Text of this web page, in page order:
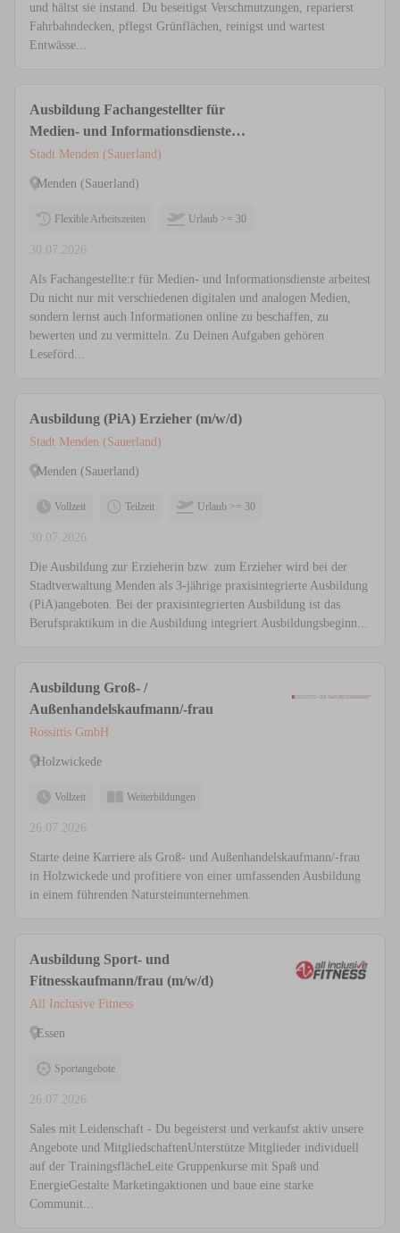
und hältst sie instand. Du beseitigst Verschmutzungen, reparierst
Fahrbahndecken, pflegst Grünflächen, reinigst und wartest
Entwässe...
Ausbildung Fachangestellter für
Medien- und Informationsdienste
(m/w/d)
Stadt Menden (Sauerland)
Menden (Sauerland)
Flexible Arbeitszeiten Urlaub >= 30
30.07.2026
Als Fachangestellte:r für Medien- und Informationsdienste arbeitest
Du nicht nur mit verschiedenen digitalen und analogen Medien,
sondern lernst auch Informationen online zu beschaffen, zu
bewerten und zu vermitteln. Zu Deinen Aufgaben gehören
Leseförd...
Ausbildung (PiA) Erzieher (m/w/d)
Stadt Menden (Sauerland)
Menden (Sauerland)
Vollzeit Teilzeit Urlaub >= 30
30.07.2026
Die Ausbildung zur Erzieherin bzw. zum Erzieher wird bei der
Stadtverwaltung Menden als 3-jährige praxisintegrierte Ausbildung
(PiA)angeboten. Bei der praxisintegrierten Ausbildung ist das
Berufspraktikum in die Ausbildung integriert.Ausbildungsbeginn...
Ausbildung Groß- /
Außenhandelskaufmann/-frau
Rossittis GmbH
Holzwickede
Vollzeit Weiterbildungen
26.07.2026
Starte deine Karriere als Groß- und Außenhandelskaufmann/-frau
in Holzwickede und profitiere von einer umfassenden Ausbildung
in einem führenden Natursteinunternehmen.
Ausbildung Sport- und
Fitnesskaufmann/frau (m/w/d)
All Inclusive Fitness
Essen
Sportangebote
26.07.2026
Sales mit Leidenschaft - Du begeisterst und verkaufst aktiv unsere
Angebote und MitgliedschaftenUnterstütze Mitglieder individuell
auf der TrainingsflächeLeite Gruppenkurse mit Spaß und
EnergieGestalte Marketingaktionen und baue eine starke
Communit...